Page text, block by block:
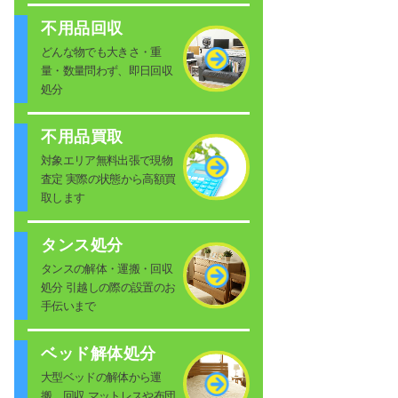
不用品回収
どんな物でも大きさ・重
量・数量問わず、即日回収
処分
不用品買取
対象エリア無料出張で現物
査定 実際の状態から高額買
取します
タンス処分
タンスの解体・運搬・回収
処分 引越しの際の設置のお
手伝いまで
ベッド解体処分
大型ベッドの解体から運